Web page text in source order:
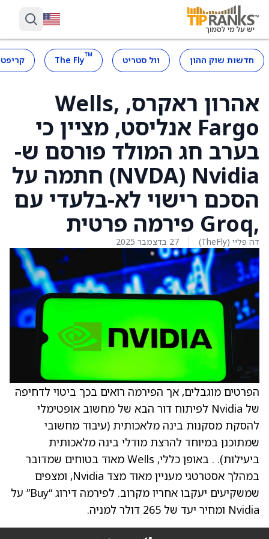
חדשות שוק ההון וול סטריט ™
The Fly
אהרון ראקרס, ,Wells
Fargo אנליסט, מציין כי
בערב חג המולד פורסם ש-
Nvidia ‏(NVDA) חתמה על
הסכם רישוי לא-בלעדי עם
,Groq פירמה פרטית
דה פליי (TheFly) 27 בדצמבר 2025
הפרטים מוגבלים, אך הפירמה רואים בכך ביטוי לדחיפה
של Nvidia לפיתוח דור הבא של מחשוב אופטימלי
להסקת מסקנות בינה מלאכותית (עיבוד מחשובי
שמתוכנן במיוחד להרצת מודלי בינה מלאכותית
ביעילות). . באופן כללי, Wells מאוד בטוחים שמדובר
במהלך אסטרטגי מעניין מאוד מצד Nvidia, ומצפים
שמשקיעים יעקבו אחריו מקרוב. לפירמה דירוג “Buy” על
Nvidia ומחיר יעד של 265 דולר למניה.